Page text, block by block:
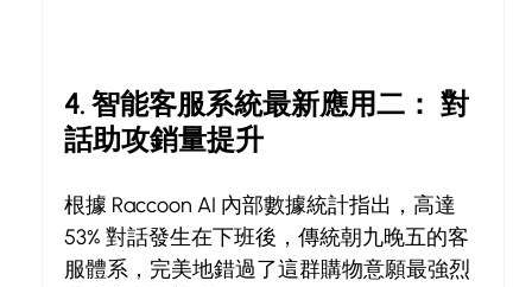
4. 智能客服系統最新應用二： 對
話助攻銷量提升
根據 Raccoon AI 內部數據統計指出，高達
53% 對話發生在下班後，傳統朝九晚五的客
服體系，完美地錯過了這群購物意願最強烈